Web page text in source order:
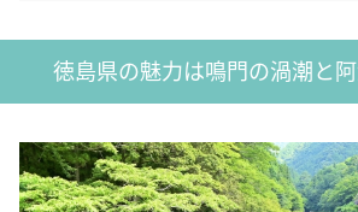
徳島県の魅力は鳴門の渦潮と